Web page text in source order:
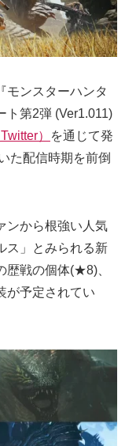
モンスターハンタ
ト第2弾 (Ver1.011)
）
を通じて発
た配信時期を前倒
ンから根強い人気
ス」とみられる新
歴戦の個体(★8)、
が予定されてい